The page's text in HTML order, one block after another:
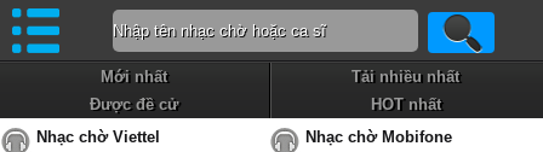
Mới nhất
Tải nhiều nhất
Được đề cử
HOT nhất
Nhạc chờ Viettel
Nhạc chờ Mobifone